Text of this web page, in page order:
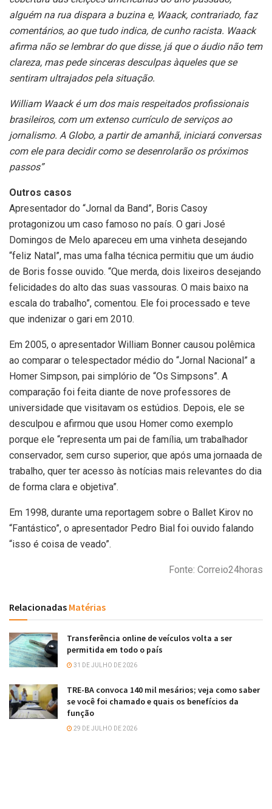
alguém na rua dispara a buzina e, Waack, contrariado, faz
comentários, ao que tudo indica, de cunho racista. Waack
afirma não se lembrar do que disse, já que o áudio não tem
clareza, mas pede sinceras desculpas àqueles que se
sentiram ultrajados pela situação.
William Waack é um dos mais respeitados profissionais
brasileiros, com um extenso currículo de serviços ao
jornalismo. A Globo, a partir de amanhã, iniciará conversas
com ele para decidir como se desenrolarão os próximos
passos”
Outros casos
Apresentador do “Jornal da Band”, Boris Casoy
protagonizou um caso famoso no país. O gari José
Domingos de Melo apareceu em uma vinheta desejando
“feliz Natal”, mas uma falha técnica permitiu que um áudio
de Boris fosse ouvido. “Que merda, dois lixeiros desejando
felicidades do alto das suas vassouras. O mais baixo na
escala do trabalho”, comentou. Ele foi processado e teve
que indenizar o gari em 2010.
Em 2005, o apresentador William Bonner causou polêmica
ao comparar o telespectador médio do “Jornal Nacional” a
Homer Simpson, pai simplório de “Os Simpsons”. A
comparação foi feita diante de nove professores de
universidade que visitavam os estúdios. Depois, ele se
desculpou e afirmou que usou Homer como exemplo
porque ele “representa um pai de família, um trabalhador
conservador, sem curso superior, que após uma jornaada de
trabalho, quer ter acesso às notícias mais relevantes do dia
de forma clara e objetiva”.
Em 1998, durante uma reportagem sobre o Ballet Kirov no
“Fantástico”, o apresentador Pedro Bial foi ouvido falando
“isso é coisa de veado”.
Fonte: Correio24horas
Relacionadas Matérias
Transferência online de veículos volta a ser
permitida em todo o país
31 DE JULHO DE 2026
TRE-BA convoca 140 mil mesários; veja como saber
se você foi chamado e quais os benefícios da
função
29 DE JULHO DE 2026